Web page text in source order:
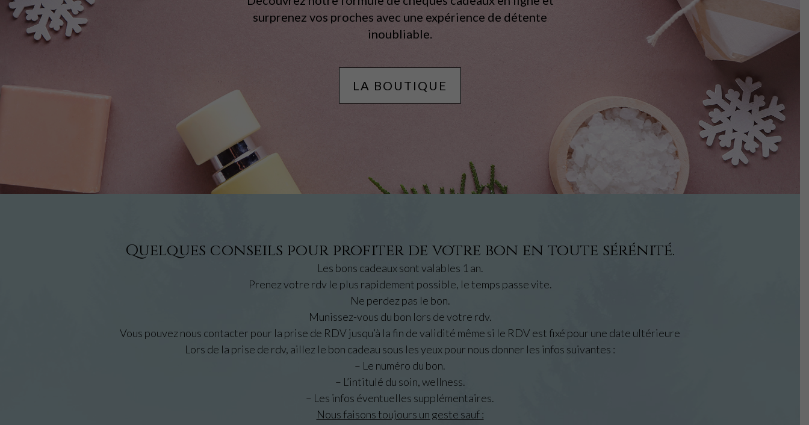
surprenez vos proches avec une expérience de détente
inoubliable.
LA BOUTIQUE
Quelques conseils pour profiter de votre bon en toute sérénité.
Les bons cadeaux sont valables 1 an.
Prenez votre rdv le plus rapidement possible, le temps passe vite.
Ne perdez pas le bon.
Munissez-vous du bon lors de votre rdv.
Vous pouvez nous contacter pour la prise de RDV jusqu’à la fin de validité même si le RDV est fixé pour une date ultérieure
Lors de la prise de rdv, aillez le bon cadeau sous les yeux pour nous donner les infos suivantes :
– Le numéro du bon.
– L’intitulé du soin, wellness.
– Les infos éventuelles supplémentaires.
Nous faisons toujours un geste sauf :